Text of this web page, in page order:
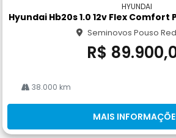
rtil
HYUNDAI
Hyundai Hb20s 1.0 12v Flex Comfort
Seminovos Pouso
R$
38.000 km
MAIS